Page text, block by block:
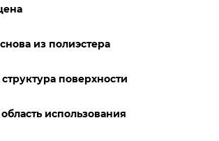
из полиэстера
поверхности
использования